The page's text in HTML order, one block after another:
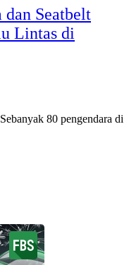
Seatbelt
Lintas di
80 pengendara di